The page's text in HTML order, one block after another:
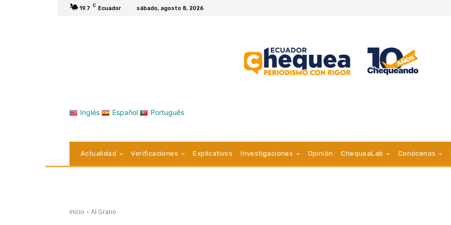
19.7 C Ecuador sábado, agosto 8, 2026
Inglés Español Português
Actualidad Verificaciones Explicativos Investigaciones Opinión ChequeaLab Conócenos
Inicio Al Grano